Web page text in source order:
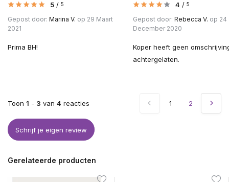
Uitverkocht
Uitverkocht
5 / 5
Gepost door: Marina V. op 29 Maart
2021
Prima BH!
4 / 5
Gepost door: Rebecca V. op 24
December 2020
Koper heeft geen
achtergelaten.
Toon 1 - 3 van 4 reacties 1 2
Schrijf je eigen review
Gerelateerde producten